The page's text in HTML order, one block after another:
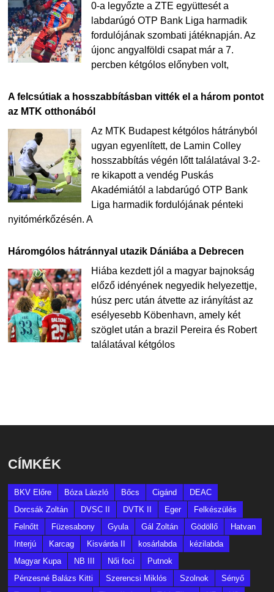
0-a legyőzte a ZTE együttesét a
labdarúgó OTP Bank Liga harmadik
fordulójának szombati játéknapján. Az
újonc angyalföldi csapat már a 7.
percben kétgólos előnyben volt,
A felcsútiak a hosszabbításban vitték el a három pontot
az MTK otthonából
Az MTK Budapest kétgólos hátrányból
ugyan egyenlített, de Lamin Colley
hosszabbítás végén lőtt találatával 3-2-
re kikapott a vendég Puskás
Akadémiától a labdarúgó OTP Bank
Liga harmadik fordulójának pénteki
nyitómérkőzésén. A
Háromgólos hátránnyal utazik Dániába a Debrecen
Hiába kezdett jól a magyar bajnokság
előző idényének negyedik helyezettje,
húsz perc után átvette az irányítást az
esélyesebb Köbenhavn, amely két
szöglet után a brazil Pereira és Robert
találatával kétgólos
CÍMKÉK
BKV Előre Bóza László Bőcs Cigánd
DEAC
Dorcsák Zoltán
DVSC II DVTK II Eger
Felkészülés
Felnőtt
Füzesabony Gyula Gál Zoltán Gödöllő
Hatvan
Interjú
Karcag Kisvárda II kosárlabda
kézilabda
Magyar Kupa
NB III Női foci
Putnok
Pénzesné Balázs Kitti
Szerencsi Miklós Szolnok
Sényő